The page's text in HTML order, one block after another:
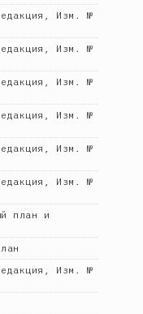
Изм. №
Изм. №
Изм. №
Изм. №
Изм. №
Изм. №
план и
Изм. №